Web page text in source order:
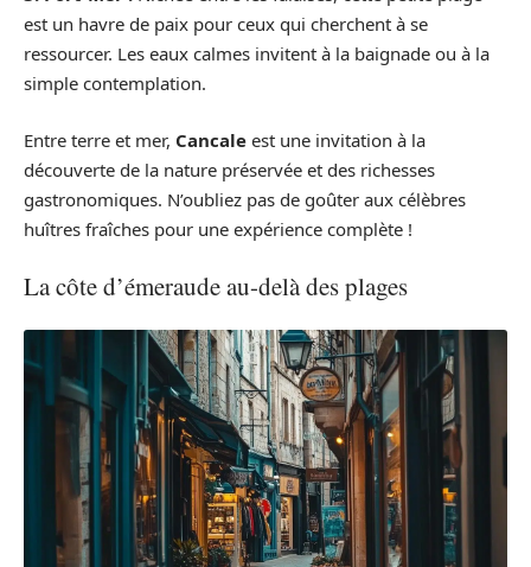
est un havre de paix pour ceux qui cherchent à se
ressourcer. Les eaux calmes invitent à la baignade ou à la
simple contemplation.
Entre terre et mer, Cancale est une invitation à la
découverte de la nature préservée et des richesses
gastronomiques. N’oubliez pas de goûter aux célèbres
huîtres fraîches pour une expérience complète !
La côte d’émeraude au-delà des plages